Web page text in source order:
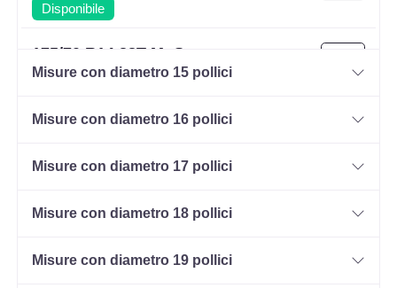
Disponibile
175/70 R14 88T M+S
Disponibile
Misure con diametro 15 pollici
Misure con diametro 16 pollici
Misure con diametro 17 pollici
Misure con diametro 18 pollici
Misure con diametro 19 pollici